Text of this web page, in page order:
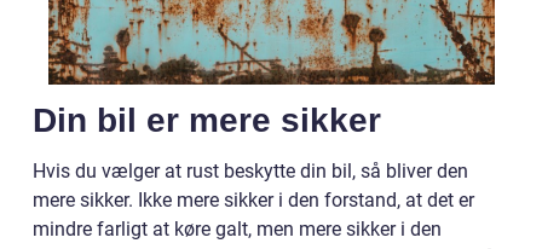
Din bil er mere sikker
Hvis du vælger at rust beskytte din bil, så bliver den
mere sikker. Ikke mere sikker i den forstand, at det er
mindre farligt at køre galt, men mere sikker i den